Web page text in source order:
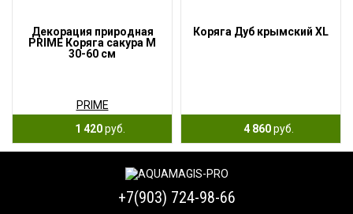
Декорация природная
PRIME Коряга сакура М
30-60 см
PRIME
1 420руб.
Коряга Дуб крымский XL
4 860руб.
+7(903) 724-98-66